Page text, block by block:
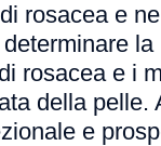
rosacea e
rosacea e i
della pelle.
e